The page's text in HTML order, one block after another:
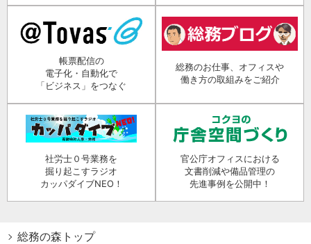
帳票配信の
電子化・自動化で
「ビジネス」をつなぐ
総務のお仕事、オフィスや
働き方の取組みをご紹介
社労士０号業務を
掘り起こすラジオ
カッパダイブNEO！
官公庁オフィスにおける
文書削減や備品管理の
先進事例を公開中！
総務の森トップ